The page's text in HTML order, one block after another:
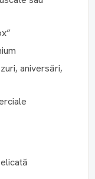
aniversări,